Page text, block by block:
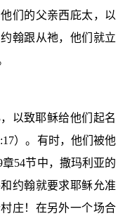
们的父亲西庇太，以
翰跟从祂，他们就立
以致耶稣给他们起名
）。有时，他们被他
章54节中，撒玛利亚的
约翰就要求耶稣允准
庄！在另外一个场合